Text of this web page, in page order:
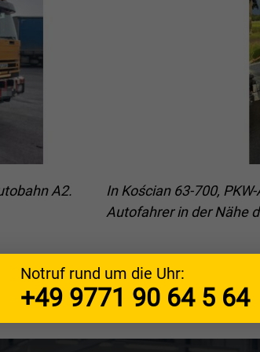
A2.
In Kościan 63-700,
Autofahrer in der Nähe
Notruf rund um die Uhr:
+49 9771 90 64 5 64